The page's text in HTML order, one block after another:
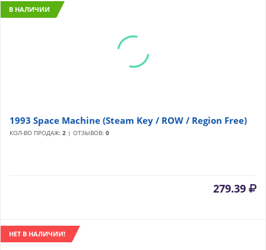
В НАЛИЧИИ
1993 Space Machine (Steam Key / ROW / Region Free)
КОЛ-ВО ПРОДАЖ: 2 | ОТЗЫВОВ: 0
279.39
НЕТ В НАЛИЧИИ!